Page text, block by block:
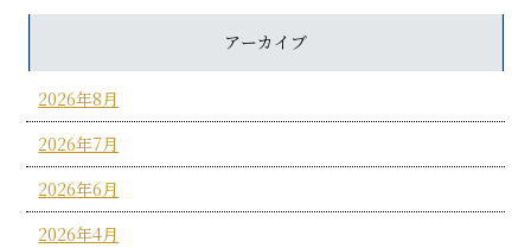
アーカイブ
2026年8月
2026年7月
2026年6月
2026年4月